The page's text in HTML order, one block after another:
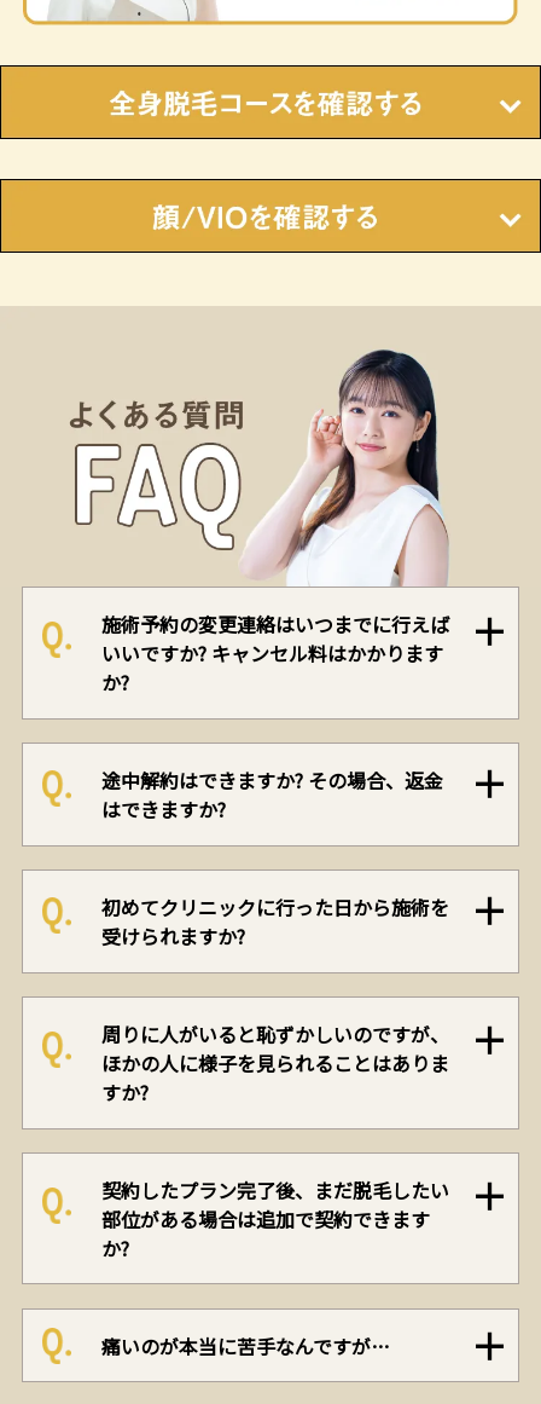
施術予約の変更連絡はいつまでに行えば
いいですか? キャンセル料はかかります
か?
途中解約はできますか? その場合、返金
はできますか?
初めてクリニックに行った日から施術を
受けられますか?
周りに人がいると恥ずかしいのですが、
ほかの人に様子を見られることはありま
すか?
契約したプラン完了後、まだ脱毛したい
部位がある場合は追加で契約できます
か?
痛いのが本当に苦手なんですが…